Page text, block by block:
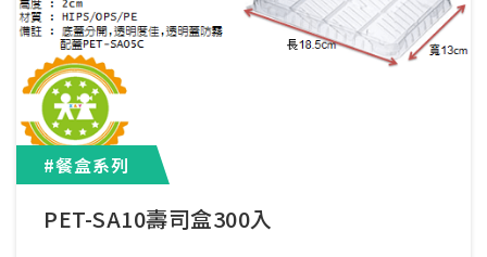
#餐盒系列
PET-SA10壽司盒300入